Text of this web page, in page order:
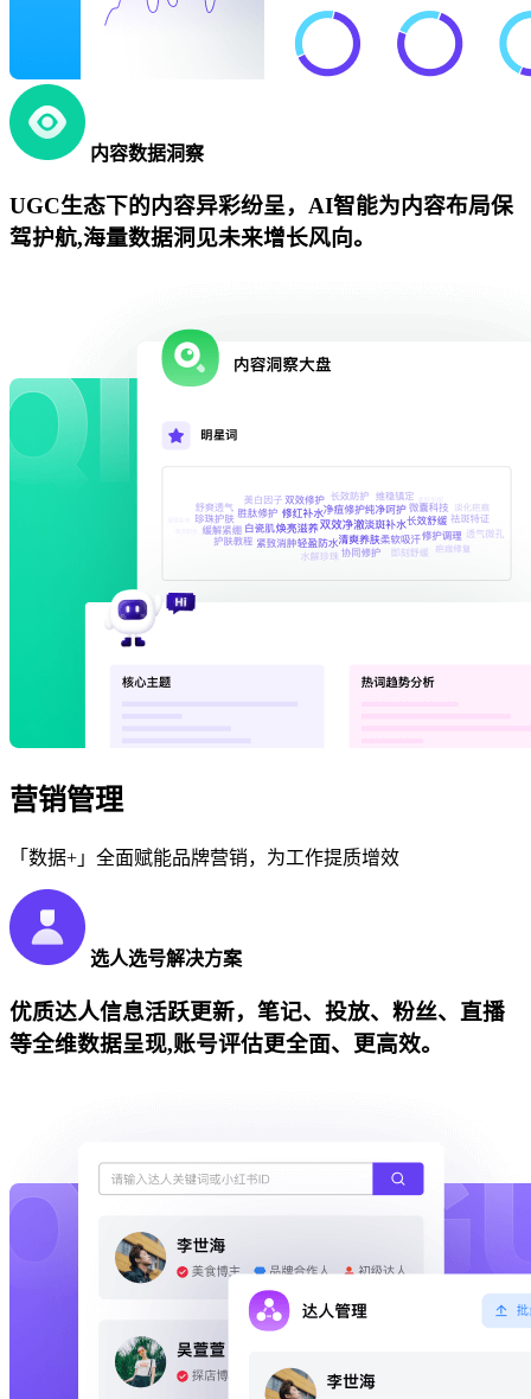
内容数据洞察
UGC生态下的内容异彩纷呈，AI智能为内容布局保
驾护航,海量数据洞见未来增长风向。
营销管理
「数据+」全面赋能品牌营销，为工作提质增效
选人选号解决方案
优质达人信息活跃更新，笔记、投放、粉丝、直播
等全维数据呈现,账号评估更全面、更高效。